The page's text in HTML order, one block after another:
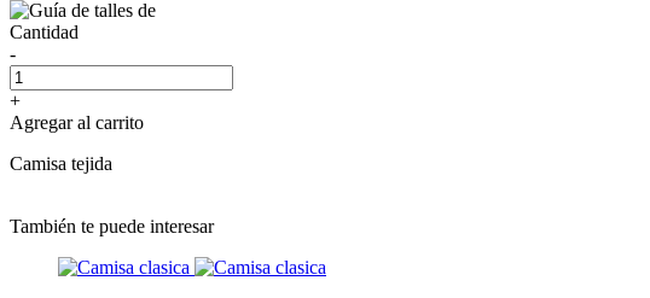
Cantidad
-
+
Agregar al carrito
Camisa tejida
También te puede interesar